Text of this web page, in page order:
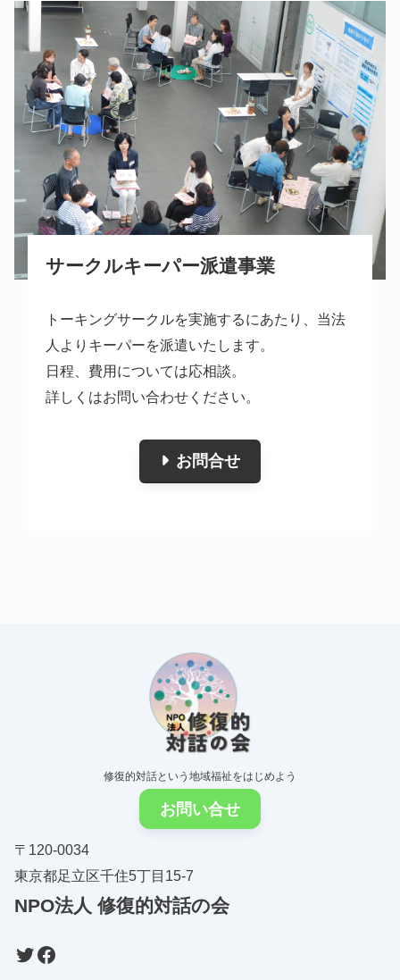
サークルキーパー派遣事業
トーキングサークルを実施するにあたり、当法
人よりキーパーを派遣いたします。
日程、費用については応相談。
詳しくはお問い合わせください。
お問合せ
修復的対話という地域福祉をはじめよう
お問い合せ
〒120-0034
東京都足立区千住5丁目15-7
NPO法人 修復的対話の会